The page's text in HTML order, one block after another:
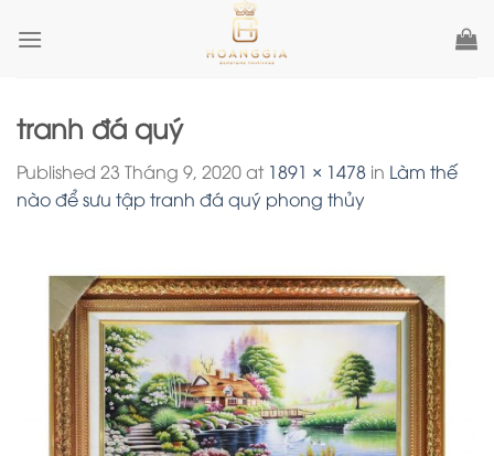
tranh đá quý
Published 23 Tháng 9, 2020at 1891 × 1478 in Làm thế
nào để sưu tập tranh đá quý phong thủy